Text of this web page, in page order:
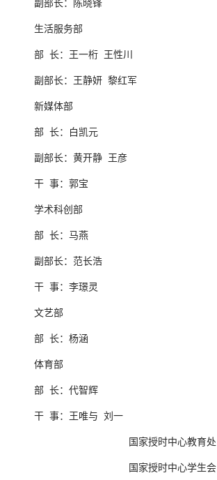
副部长：陈晓锋
生活服务部
部 长：王一桁 王性川
副部长：王静妍 黎红军
新媒体部
部 长：白凯元
副部长：黄开静 王彦
干 事：郭宝
学术科创部
部 长：马燕
副部长：范长浩
干 事：李璟灵
文艺部
部 长：杨涵
体育部
部 长：代智辉
干 事：王唯与 刘一
国家授时中心教育处
国家授时中心学生会